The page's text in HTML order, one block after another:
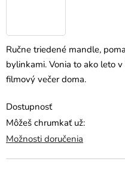
Ručne triedené mandle,
bylinkami. Vonia to ako leto
filmový večer doma.
Dostupnosť
Môžeš chrumkať už:
Možnosti doručenia